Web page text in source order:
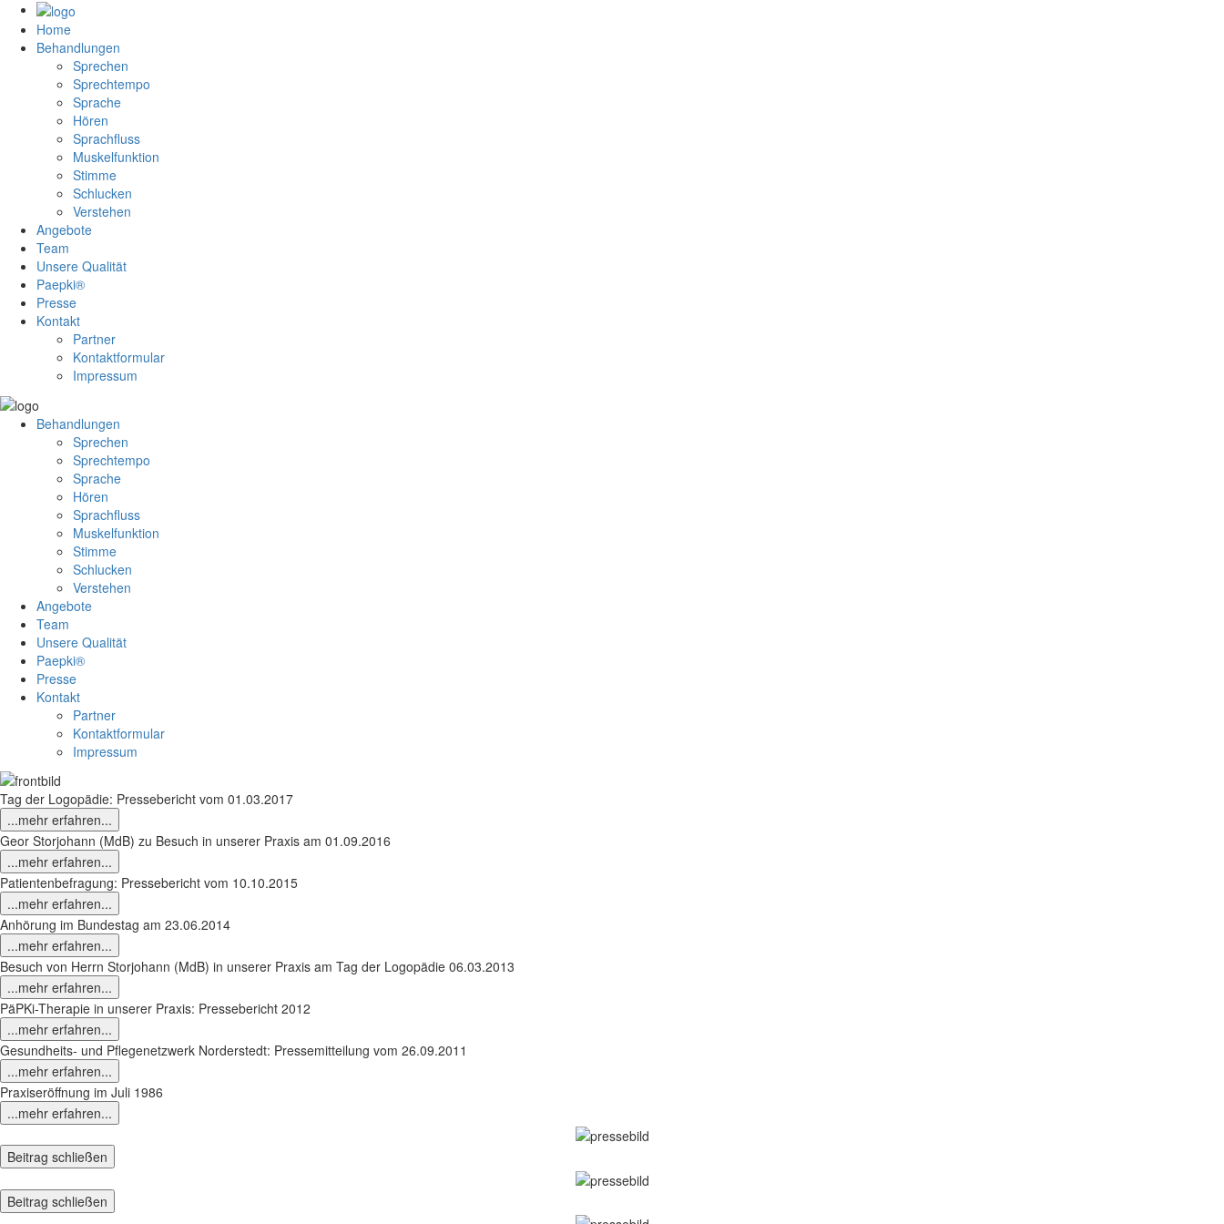
Home
Behandlungen
Sprechen
Sprechtempo
Sprache
Hören
Sprachfluss
Muskelfunktion
Stimme
Schlucken
Verstehen
Angebote
Team
Unsere Qualität
Paepki®
Presse
Kontakt
Partner
Kontaktformular
Impressum
Behandlungen
Sprechen
Sprechtempo
Sprache
Hören
Sprachfluss
Muskelfunktion
Stimme
Schlucken
Verstehen
Angebote
Team
Unsere Qualität
Paepki®
Presse
Kontakt
Partner
Kontaktformular
Impressum
Tag der Logopädie: Pressebericht vom 01.03.2017
...mehr erfahren...
Geor Storjohann (MdB) zu Besuch in unserer Praxis am 01.09.2016
...mehr erfahren...
Patientenbefragung: Pressebericht vom 10.10.2015
...mehr erfahren...
Anhörung im Bundestag am 23.06.2014
...mehr erfahren...
Besuch von Herrn Storjohann (MdB) in unserer Praxis am Tag der Logopädie 06.03.2013
...mehr erfahren...
PäPKi-Therapie in unserer Praxis: Pressebericht 2012
...mehr erfahren...
Gesundheits- und Pflegenetzwerk Norderstedt: Pressemitteilung vom 26.09.2011
...mehr erfahren...
Praxiseröffnung im Juli 1986
...mehr erfahren...
Beitrag schließen
Beitrag schließen